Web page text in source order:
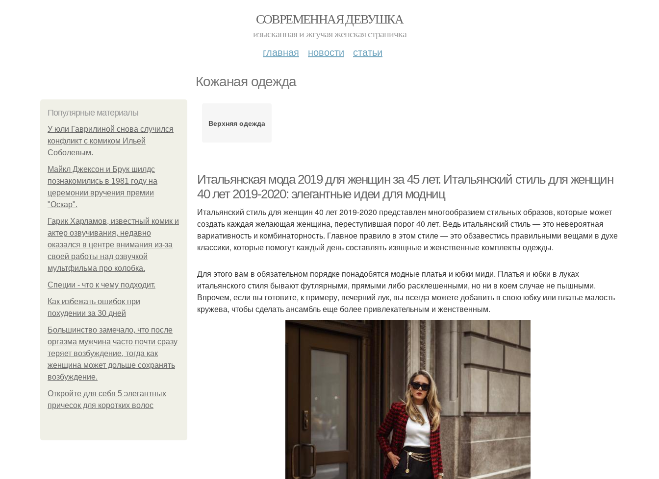
СОВРЕМЕННАЯ ДЕВУШКА
изысканная и жгучая женская страничка
главная новости статьи
Кожаная одежда
Популярные материалы
У юли Гаврилиной снова случился
конфликт с комиком Ильей
Соболевым.
Майкл Джексон и Брук шилдс
познакомились в 1981 году на
церемонии вручения премии
"Оскар".
Гарик Харламов, известный комик и
актер озвучивания, недавно
оказался в центре внимания из-за
своей работы над озвучкой
мультфильма про колобка.
Специи - что к чему подходит.
Как избежать ошибок при
похудении за 30 дней
Большинство замечало, что после
оргазма мужчина часто почти сразу
теряет возбуждение, тогда как
женщина может дольше сохранять
возбуждение.
Откройте для себя 5 элегантных
причесок для коротких волос
Верхняя одежда
Итальянская мода 2019 для женщин за 45 лет. Итальянский стиль для женщин
40 лет 2019-2020: элегантные идеи для модниц
Итальянский стиль для женщин 40 лет 2019-2020 представлен многообразием стильных образов, которые может
создать каждая желающая женщина, переступившая порог 40 лет. Ведь итальянский стиль — это невероятная
вариативность и комбинаторность. Главное правило в этом стиле — это обзавестись правильными вещами в духе
классики, которые помогут каждый день составлять изящные и женственные комплекты одежды.
Для этого вам в обязательном порядке понадобятся модные платья и юбки миди. Платья и юбки в луках
итальянского стиля бывают футлярными, прямыми либо расклешенными, но ни в коем случае не пышными.
Впрочем, если вы готовите, к примеру, вечерний лук, вы всегда можете добавить в свою юбку или платье малость
кружева, чтобы сделать ансамбль еще более привлекательным и женственным.